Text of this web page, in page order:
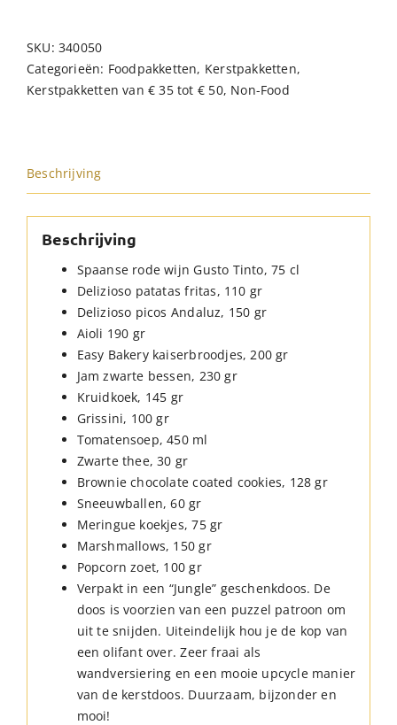
SKU:340050
Categorieën: Foodpakketten, Kerstpakketten,
Kerstpakketten van € 35 tot € 50, Non-Food
Beschrijving
Beschrijving
Spaanse rode wijn Gusto Tinto, 75 cl
Delizioso patatas fritas, 110 gr
Delizioso picos Andaluz, 150 gr
Aioli 190 gr
Easy Bakery kaiserbroodjes, 200 gr
Jam zwarte bessen, 230 gr
Kruidkoek, 145 gr
Grissini, 100 gr
Tomatensoep, 450 ml
Zwarte thee, 30 gr
Brownie chocolate coated cookies, 128 gr
Sneeuwballen, 60 gr
Meringue koekjes, 75 gr
Marshmallows, 150 gr
Popcorn zoet, 100 gr
Verpakt in een “Jungle” geschenkdoos. De
doos is voorzien van een puzzel patroon om
uit te snijden. Uiteindelijk hou je de kop van
een olifant over. Zeer fraai als
wandversiering en een mooie upcycle manier
van de kerstdoos. Duurzaam, bijzonder en
mooi!